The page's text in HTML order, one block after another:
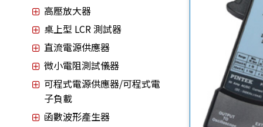
高壓放大器
桌上型 LCR 測試器
直流電源供應器
微小電阻測試儀器
可程式電源供應器/可程式電
子負載
函數波形產生器